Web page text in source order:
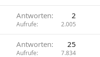
Antworten 2
Aufrufe 2.005
Antworten 25
Aufrufe 7.834